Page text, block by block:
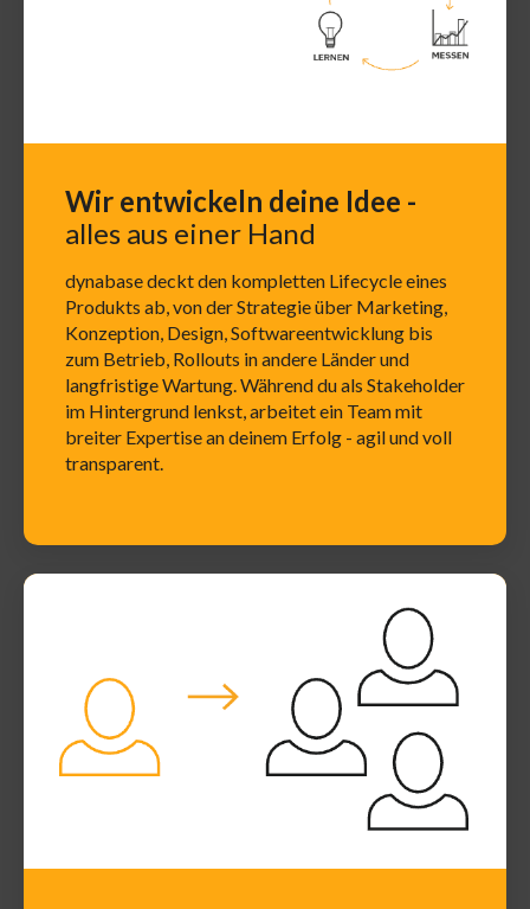
Wir entwickeln deine Idee -
alles aus einer Hand
dynabase deckt den kompletten Lifecycle eines
Produkts ab, von der Strategie über Marketing,
Konzeption, Design, Softwareentwicklung bis
zum Betrieb, Rollouts in andere Länder und
langfristige Wartung. Während du als Stakeholder
im Hintergrund lenkst, arbeitet ein Team mit
breiter Expertise an deinem Erfolg - agil und voll
transparent.